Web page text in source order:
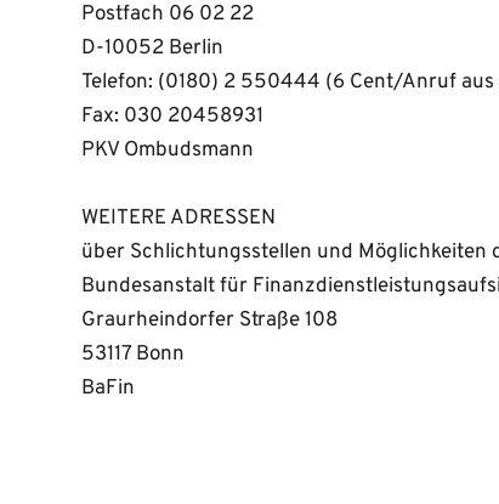
Postfach 06 02 22
D-10052 Berlin
Telefon: (0180) 2 550444 (6 Cent/Anruf
Fax: 030 20458931
PKV Ombudsmann
WEITERE ADRESSEN
über Schlichtungsstellen und
Bundesanstalt für
Graurheindorfer Straße 108
53117 Bonn
BaFin